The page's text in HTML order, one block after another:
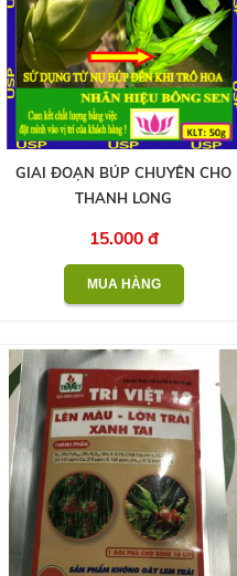
GIAI ĐOẠN BÚP CHUYÊN CHO
THANH LONG
15.000 đ